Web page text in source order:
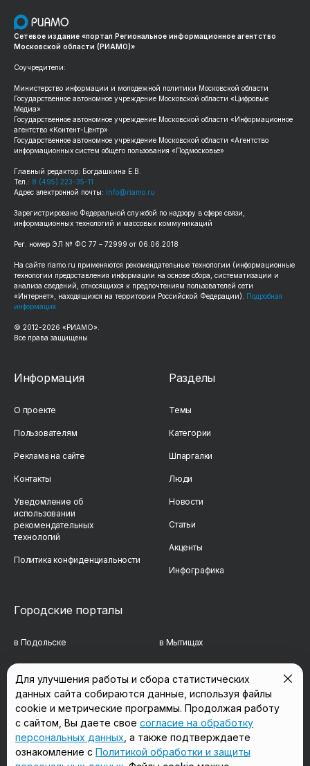
Сетевое издание «портал Региональное информационное агентство
Московской области (РИАМО)»
Соучредители:
Министерство информации и молодежной политики Московской области
Государственное автономное учреждение Московской области «Цифровые
Медиа»
Государственное автономное учреждение Московской области «Информационное
агентство «Контент-Центр»
Государственное автономное учреждение Московской области «Агентство
информационных систем общего пользования «Подмосковье»
Главный редактор: Богдашкина Е.В.
Тел.: 8 (495) 223-35-11
Адрес электронной почты: info@riamo.ru
Зарегистрировано Федеральной службой по надзору в сфере связи,
информационных технологий и массовых коммуникаций
Рег. номер ЭЛ № ФС 77 – 72999 от 06.06.2018
На сайте riamo.ru применяются рекомендательные технологии (информационные
технологии предоставления информации на основе сбора, систематизации и
анализа сведений, относящихся к предпочтениям пользователей сети
«Интернет», находящихся на территории Российской Федерации). Подробная
информация
© 2012-2026 «РИАМО».
Все права защищены
Информация
О проекте
Пользователям
Реклама на сайте
Контакты
Уведомление об
использовании
рекомендательных
технологий
Политика конфиденциальности
Разделы
Темы
Категории
Шпаргалки
Люди
Новости
Статьи
Акценты
Инфографика
Городские порталы
в Подольске в Мытищах
в Сергиевом Посаде в Люберцах
в Красногорске в Королёве
в Домодедово в Щёлково
Для улучшения работы и сбора статистических
данных сайта собираются данные, используя файлы
cookie и метрические программы. Продолжая работу
с сайтом, Вы даете свое согласие на обработку
персональных данных , а также подтверждаете
ознакомление с Политикой обработки и защиты